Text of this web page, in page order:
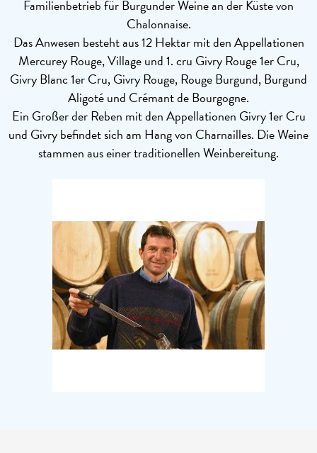
Familienbetrieb für Burgunder Weine an der Küste von
Chalonnaise.
Das Anwesen besteht aus 12 Hektar mit den Appellationen
Mercurey Rouge, Village und 1. cru Givry Rouge 1er Cru,
Givry Blanc 1er Cru, Givry Rouge, Rouge Burgund, Burgund
Aligoté und Crémant de Bourgogne.
Ein Großer der Reben mit den Appellationen Givry 1er Cru
und Givry befindet sich am Hang von Charnailles. Die Weine
stammen aus einer traditionellen Weinbereitung.